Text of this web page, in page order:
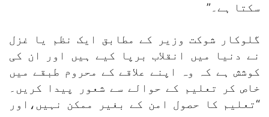
سکتا ہے۔”
گلوکار شوکت وزیر کے مطابق ایک نظم یا غزل
نے دنیا میں انقلاب برپا کیے ہیں اور ان کی
کوشش ہے کہ وہ اپنے علاقے کے محروم طبقے میں
خاص کر تعلیم کے حوالے سے شعور پیدا کریں۔
“تعلیم کا حصول امن کے بغیر ممکن نہیں،اور